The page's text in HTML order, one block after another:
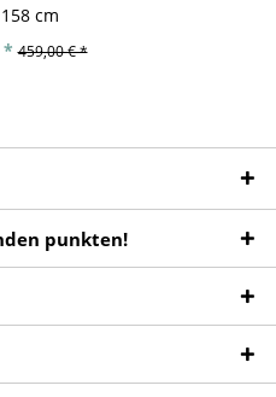
cm
* 459,00 € *
punkten!